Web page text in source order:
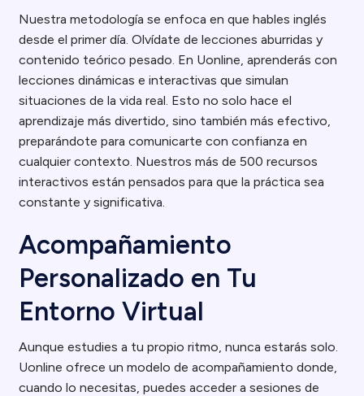
Nuestra metodología se enfoca en que hables inglés
desde el primer día. Olvídate de lecciones aburridas y
contenido teórico pesado. En Uonline, aprenderás con
lecciones dinámicas e interactivas que simulan
situaciones de la vida real. Esto no solo hace el
aprendizaje más divertido, sino también más efectivo,
preparándote para comunicarte con confianza en
cualquier contexto. Nuestros más de 500 recursos
interactivos están pensados para que la práctica sea
constante y significativa.
Acompañamiento
Personalizado en Tu
Entorno Virtual
Aunque estudies a tu propio ritmo, nunca estarás solo.
Uonline ofrece un modelo de acompañamiento donde,
cuando lo necesitas, puedes acceder a sesiones de